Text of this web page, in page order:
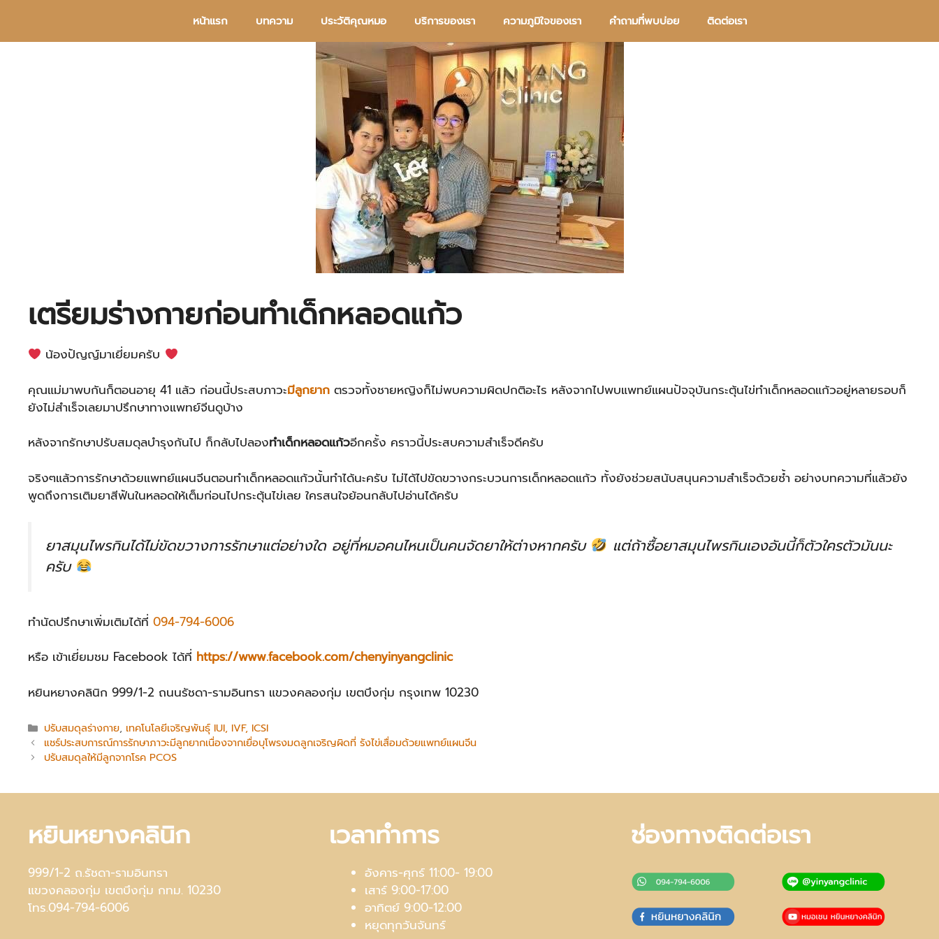
content
หน้าแรก บทความ ประวัติคุณหมอ บริการของเรา ความภูมิใจของเรา คำถามที่พบบ่อย ติดต่อเรา
เตรียมร่างกายก่อนทำเด็กหลอดแก้ว
น้องปัญญ์มาเยี่ยมครับ
คุณแม่มาพบกันก็ตอนอายุ 41 แล้ว ก่อนนี้ประสบภาวะมีลูกยาก ตรวจทั้งชายหญิงก็ไม่พบความผิดปกติอะไร หลังจากไปพบแพทย์แผนปัจจุบันกระตุ้นไข่ทำเด็กหลอดแก้วอยู่หลายรอบก็
ยังไม่สำเร็จเลยมาปรึกษาทางแพทย์จีนดูบ้าง
หลังจากรักษาปรับสมดุลบำรุงกันไป ก็กลับไปลองทำเด็กหลอดแก้วอีกครั้ง คราวนี้ประสบความสำเร็จดีครับ
จริงๆแล้วการรักษาด้วยแพทย์แผนจีนตอนทำเด็กหลอดแก้วนั้นทำได้นะครับ ไม่ได้ไปขัดขวางกระบวนการเด็กหลอดแก้ว ทั้งยังช่วยสนับสนุนความสำเร็จด้วยซ้ำ อย่างบทความที่แล้วยัง
พูดถึงการเติมยาสีฟันในหลอดให้เต็มก่อนไปกระตุ้นไข่เลย ใครสนใจย้อนกลับไปอ่านได้ครับ
ยาสมุนไพรกินได้ไม่ขัดขวางการรักษาแต่อย่างใด อยู่ที่หมอคนไหนเป็นคนจัดยาให้ต่างหากครับ
แต่ถ้าซื้อยาสมุนไพรกินเองอันนี้ก็ตัวใครตัวมันนะ
ครับ
ทำนัดปรึกษาเพิ่มเติมได้ที่ 094-794-6006
หรือ เข้าเยี่ยมชม Facebook ได้ที่ https://www.facebook.com/chenyinyangclinic
หยินหยางคลินิก 999/1-2 ถนนรัชดา-รามอินทรา แขวงคลองกุ่ม เขตบึงกุ่ม กรุงเทพ 10230
Categories
ปรับสมดุลร่างกาย, เทคโนโลยีเจริญพันธ์ุ IUI, IVF, ICSI
แชร์ประสบการณ์การรักษาภาวะมีลูกยากเนื่องจากเยื่อบุโพรงมดลูกเจริญผิดที่ รังไข่เสื่อมด้วยแพทย์แผนจีน
ปรับสมดุลให้มีลูกจากโรค PCOS
หยินหยางคลินิก
999/1-2 ถ.รัชดา-รามอินทรา
แขวงคลองกุ่ม เขตบึงกุ่ม กทม. 10230
โทร.094-794-6006
เวลาทำการ
อังคาร-ศุกร์ 11:00- 19:00
เสาร์ 9:00-17:00
อาทิตย์ 9:00-12:00
หยุดทุกวันจันทร์
ช่องทางติดต่อเรา